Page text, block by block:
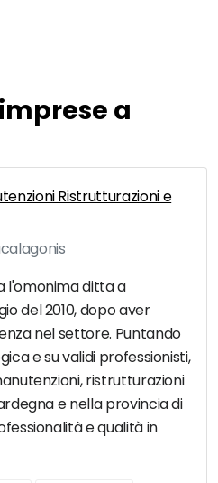
a
Ristrutturazioni e
l'omonima ditta a
del 2010, dopo aver
nel settore. Puntando
e su validi professionisti,
ristrutturazioni
e nella provincia di
e qualità in